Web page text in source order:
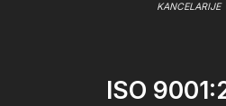
KANCELARIJE
ISO